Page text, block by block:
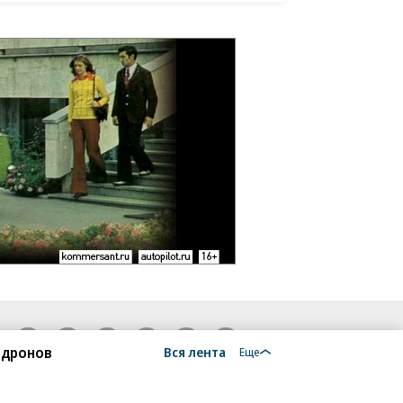
Вся лента Еще18+